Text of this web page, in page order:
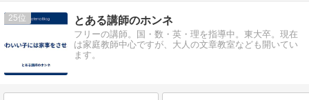
25 とある講師のホンネ
フリーの講師。国・数・英・理を指導中。東大卒。現在
は家庭教師中心ですが、大人の文章教室なども開いてい
ます。